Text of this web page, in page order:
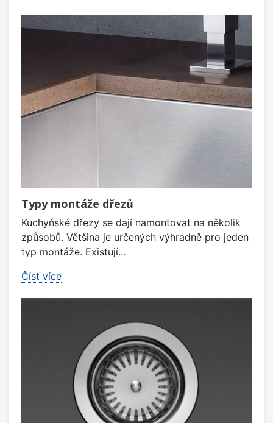
Typy montáže dřezů
Kuchyňské dřezy se dají namontovat na několik
způsobů. Většina je určených výhradně pro jeden
typ montáže. Existují...
Číst více